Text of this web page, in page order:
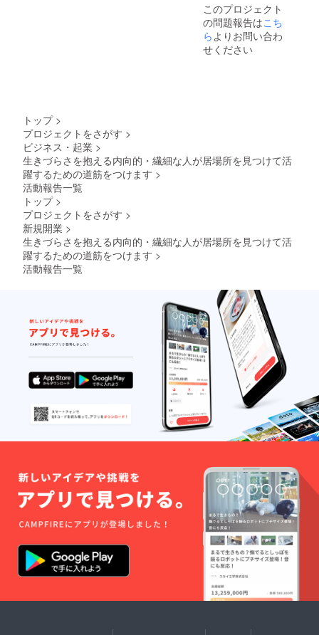
きすぎ
なけれ
ば 柔
軟に対
応いた
ジェク
ト終了
くださ
い。
は「掲
載不
要」と
お書き
くださ
い。 ※
備考欄
に通話
希望日
時をお
書きく
い。
9月26日
日14時
以降で
調整い
たしま
す。
通話不
要の場
合は
「通話
とお書
きくだ
さい。
可)。
ご支援
の順番
がその
まま掲
300x25
0(px)で
でも大
きすぎ
応いた
しま
す。
画像の
受け渡
しにつ
いて
は、
プロ
ジェク
ト終了
後にお
送りす
るメー
ご確認
くださ
い。
両者掲
載不要
の場合
は「掲
載不
要」と
くださ
い。 ※
備考欄
このプロジェクト
の問題報告はこち
らよりお問い合わ
せください
トップ >
プロジェクトをさがす >
ビジネス・起業 >
生きづらさを抱える内向的・繊細な人が居場所を見つけて活
躍するための道筋をつけます >
活動報告一覧
トップ >
プロジェクトをさがす >
新規開業 >
生きづらさを抱える内向的・繊細な人が居場所を見つけて活
躍するための道筋をつけます >
活動報告一覧